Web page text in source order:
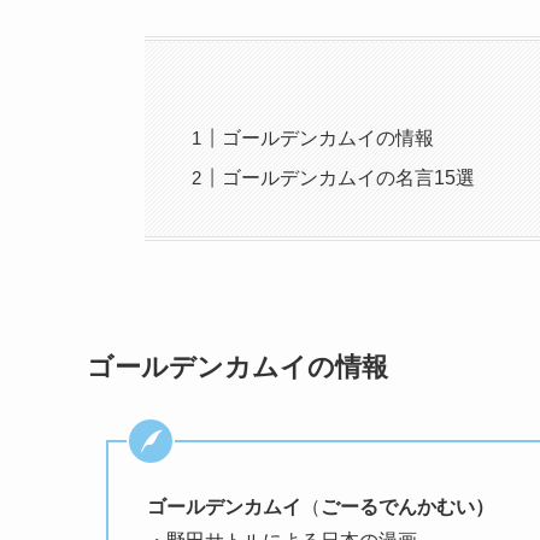
ゴールデンカムイの情報
ゴールデンカムイの名言15選
ゴールデンカムイの情報
ゴールデンカムイ （ ごーるでんかむい）